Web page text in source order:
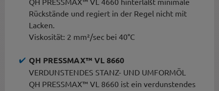
Rückstände und regiert in der Regel nicht mit
Lacken.
Viskosität: 2 mm²/sec bei 40°C
QH PRESSMAX™ VL 8660
VERDUNSTENDES STANZ- UND UMFORMÖL
QH PRESSMAX™ VL 8660 ist ein verdunstendes